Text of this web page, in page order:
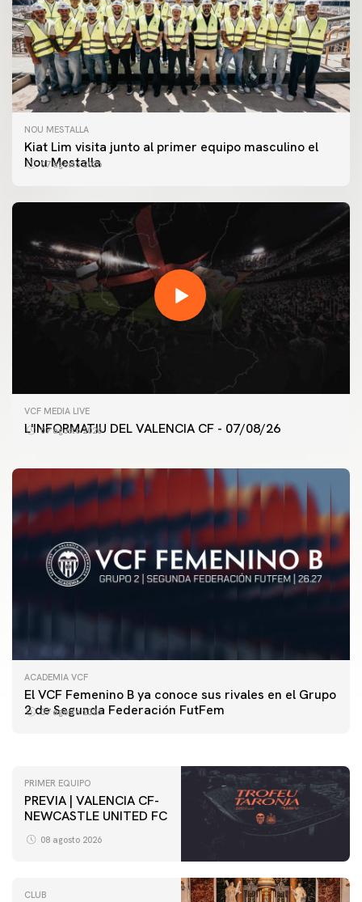
NOU MESTALLA
Kiat Lim visita junto al primer equipo masculino el
Nou Mestalla
07 agosto 2026
VCF MEDIA LIVE
L'INFORMATIU DEL VALENCIA CF - 07/08/26
07 agosto 2026
ACADEMIA VCF
El VCF Femenino B ya conoce sus rivales en el Grupo
2 de Segunda Federación FutFem
07 agosto 2026
PRIMER EQUIPO
ENTRENAMIENTO DEL VALENCIA CF 7/8/2026
PRIMER EQUIPO
PREVIA | VALENCIA CF-
NEWCASTLE UNITED FC
08 agosto 2026
CLUB